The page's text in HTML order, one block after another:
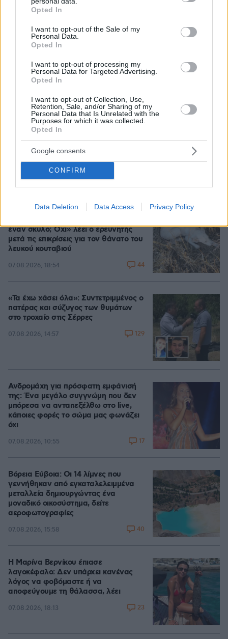
grant or deny consent to Google and its third-party tags to
use your data for below specified purposes in below Google
consent section.
Opted In
I want to opt-out of the Sale of my
Personal Data.
Opted In
I want to opt-out of processing my
Personal Data for Targeted Advertising.
Opted In
I want to opt-out of Collection, Use,
Retention, Sale, and/or Sharing of my
Personal Data that Is Unrelated with the
Purposes for which it was collected.
Opted In
Google consents
CONFIRM
Data Deletion Data Access Privacy Policy
«Κάτι απέσπασε την προσοχή του οδηγού»:
Πραγματογνώμονας επιχειρεί να ρίξει φως στα
Νέες καταγγελίες στην Ελπίδα για τη
Δημοκρατία: Γρατσία, Γαλανός,
Καρυστιανού και αυλικοί το
μετέτρεψαν σε φοβικό αρχηγικό
κόμμα
07.08.2026, 19:33
«Άξιζε να θέσουμε σε κίνδυνο μια
έναν σκύλο; Όχι» λέει ο ερευνητής
μετά τις επικρίσεις για τον θάνατο του
λευκού κουταβιού
07.08.2026, 18:54 44
«Τα έχω χάσει όλα»: Συντετριμμένος ο
πατέρας και σύζυγος των θυμάτων
στο τροχαίο στις Σέρρες
07.08.2026, 14:57 129
Ανδρομάχη για πρόσφατη εμφάνισή
της: Ένα μεγάλο συγγνώμη που δεν
μπόρεσα να ανταπεξέλθω στο live,
κάποιες φορές το σώμα μας φωνάζει
όχι
07.08.2026, 10:55 17
Βόρεια Εύβοια: Οι 14 λίμνες που
γεννήθηκαν από εγκαταλελειμμένα
μεταλλεία δημιουργώντας ένα
μοναδικό οικοσύστημα, δείτε
αεροφωτογραφίες
07.08.2026, 15:58 40
Η Μαρίνα Βερνίκου έπιασε
λαγοκέφαλο: Δεν υπάρχει κανένας
λόγος να φοβόμαστε ή να
αποφεύγουμε τη θάλασσα, λέει
07.08.2026, 18:13 23